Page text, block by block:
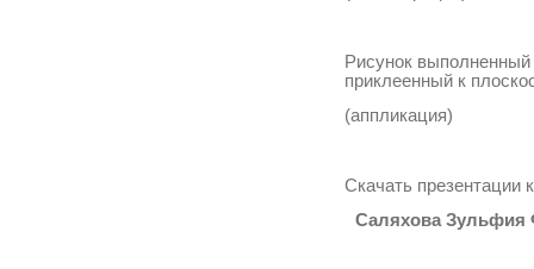
Рисунок
приклеенный к
(аппликация)
Скачать презентации
Саляхова Зульфия